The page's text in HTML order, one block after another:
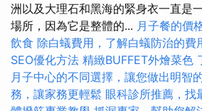
洲以及大理石和黑海的緊身衣一直是
場所，因為它是整體的... 月子餐的價
飲食 除白蟻費用，了解白蟻防治的費
SEO優化方法 精緻BUFFET外燴菜色
月子中心的不同選擇，讓您做出明智
務，讓家務更輕鬆 眼科診所推薦，找